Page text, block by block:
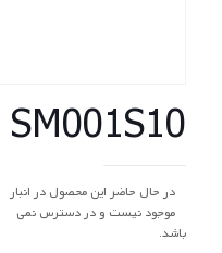
SM001S10
در حال حاضر این محصول در انبار
موجود نیست و در دسترس نمی
باشد.